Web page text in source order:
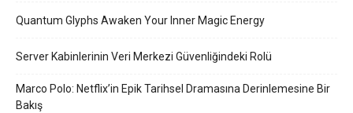
Quantum Glyphs Awaken Your Inner Magic Energy
Server Kabinlerinin Veri Merkezi Güvenliğindeki Rolü
Marco Polo: Netflix’in Epik Tarihsel Dramasına Derinlemesine Bir
Bakış